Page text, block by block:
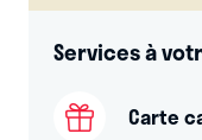
Services à
Carte